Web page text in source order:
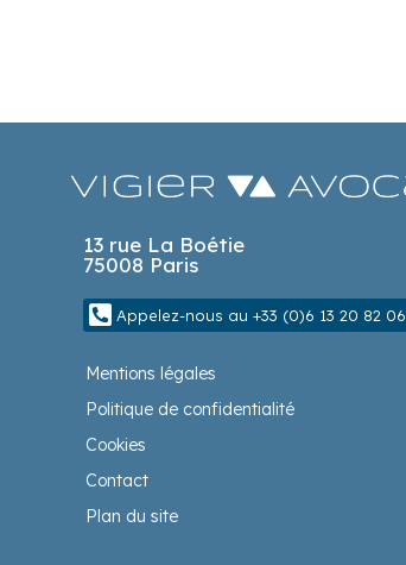
13 rue La Boétie
75008 Paris
Appelez-nous au +33 (0)6 13 20 82 06
Mentions légales
Politique de confidentialité
Cookies
Contact
Plan du site